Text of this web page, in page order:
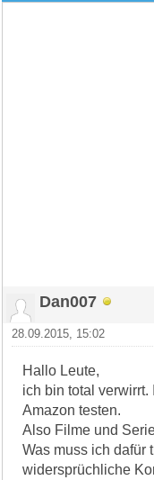
Dan007
28.09.2015, 15:02
Hallo Leute,
ich bin total verwirrt.
Amazon testen.
Also Filme und
Was muss ich dafür
widersprüchliche